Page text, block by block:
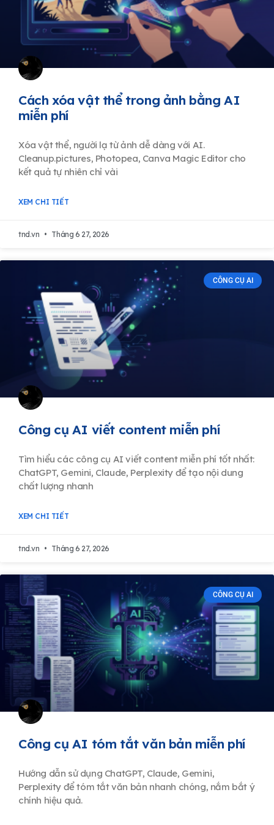
Cách xóa vật thể trong ảnh bằng AI
miễn phí
Xóa vật thể, người lạ từ ảnh dễ dàng với AI.
Cleanup.pictures, Photopea, Canva Magic Editor cho
kết quả tự nhiên chỉ vài
XEM CHI TIẾT
tnd.vn Tháng 6 27, 2026
CÔNG CỤ AI
Công cụ AI viết content miễn phí
Tìm hiểu các công cụ AI viết content miễn phí tốt nhất:
ChatGPT, Gemini, Claude, Perplexity để tạo nội dung
chất lượng nhanh
XEM CHI TIẾT
tnd.vn Tháng 6 27, 2026
CÔNG CỤ AI
Công cụ AI tóm tắt văn bản miễn phí
Hướng dẫn sử dụng ChatGPT, Claude, Gemini,
Perplexity để tóm tắt văn bản nhanh chóng, nắm bắt ý
chính hiệu quả.